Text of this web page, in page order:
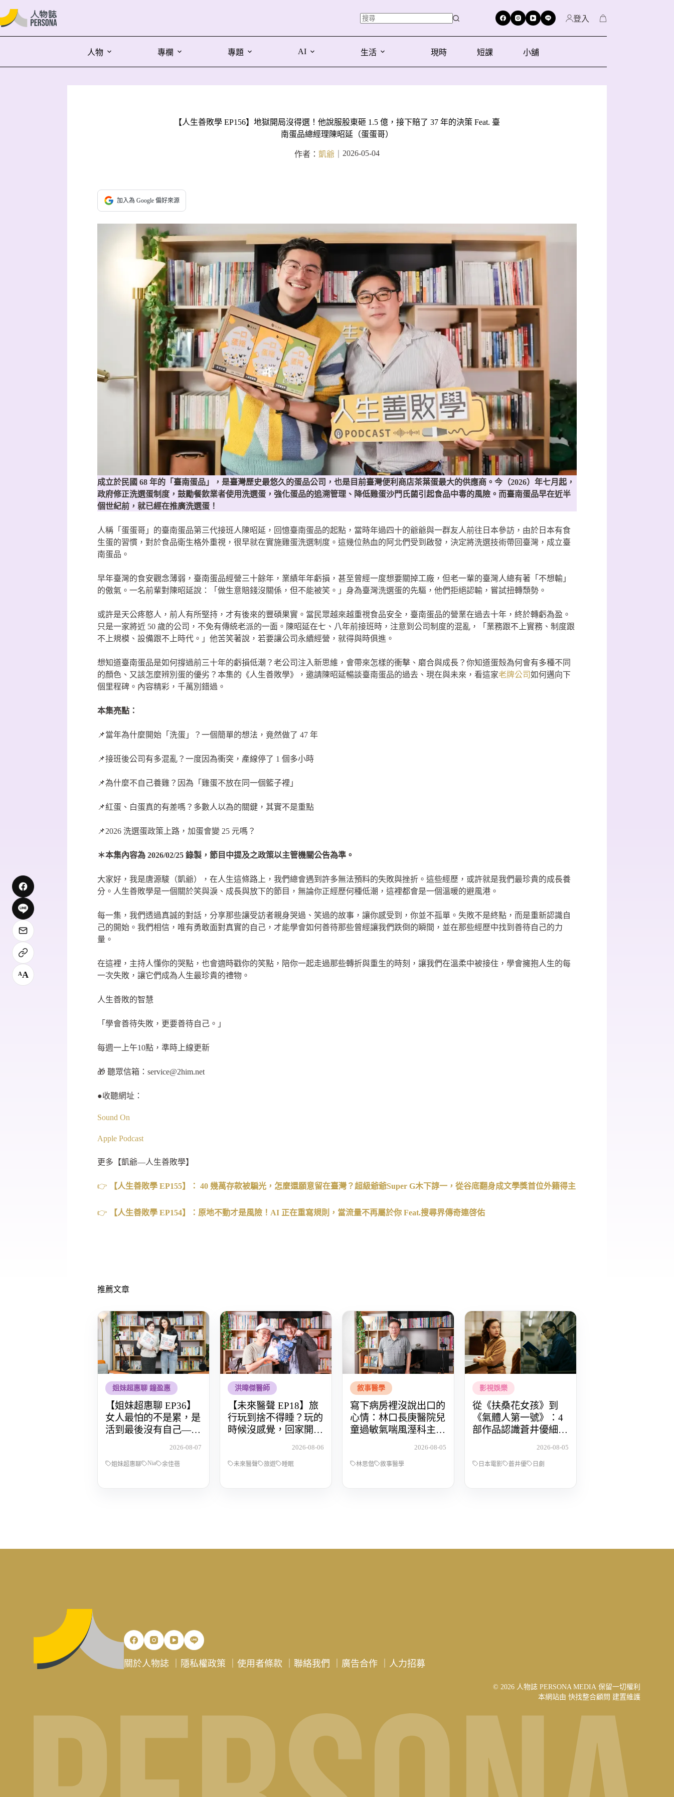
登入
人物 專欄 專題 AI 生活 現時 短課 小舖
【人生善敗學 EP156】地獄開局沒得選！他說服股東砸 1.5 億，接下賠了 37 年的決策 Feat. 臺
南蛋品總經理陳昭延（蛋蛋哥）
作者： 凱爺 2026-05-04
加入為 Google 偏好來源
成立於民國 68 年的「臺南蛋品」，是臺灣歷史最悠久的蛋品公司，也是目前臺灣便利商店茶葉蛋最大的供應商。今（2026）年七月起，
政府修正洗選蛋制度，鼓勵餐飲業者使用洗選蛋，強化蛋品的追溯管理、降低雞蛋沙門氏菌引起食品中毒的風險。而臺南蛋品早在近半
個世紀前，就已經在推廣洗選蛋！
人稱「蛋蛋哥」的臺南蛋品第三代接班人陳昭延，回憶臺南蛋品的起點，當時年過四十的爺爺與一群友人前往日本參訪，由於日本有食
生蛋的習慣，對於食品衛生格外重視，很早就在實施雞蛋洗選制度。這幾位熱血的阿北們受到啟發，決定將洗選技術帶回臺灣，成立臺
南蛋品。
早年臺灣的食安觀念薄弱，臺南蛋品經營三十餘年，業績年年虧損，甚至曾經一度想要關掉工廠，但老一輩的臺灣人總有著「不想輸」
的傲氣。一名前輩對陳昭延說：「做生意賠錢沒關係，但不能被笑。」身為臺灣洗選蛋的先驅，他們拒絕認輸，嘗試扭轉頹勢。
或許是天公疼憨人，前人有所堅持，才有後來的豐碩果實。當民眾越來越重視食品安全，臺南蛋品的營業在過去十年，終於轉虧為盈。
只是一家將近 50 歲的公司，不免有傳統老派的一面。陳昭延在七、八年前接班時，注意到公司制度的混亂，「業務跟不上實務、制度跟
不上規模、設備跟不上時代。」他苦笑著說，若要讓公司永續經營，就得與時俱進。
想知道臺南蛋品是如何撐過前三十年的虧損低潮？老公司注入新思維，會帶來怎樣的衝擊、磨合與成長？你知道蛋殼為何會有多種不同
的顏色、又該怎麼辨別蛋的優劣？本集的《人生善敗學》，邀請陳昭延暢談臺南蛋品的過去、現在與未來，看這家老牌公司如何邁向下
個里程碑。內容精彩，千萬別錯過。
本集亮點：
📌當年為什麼開始「洗蛋」？一個簡單的想法，竟然做了 47 年
📌接班後公司有多混亂？一度因為衝突，產線停了 1 個多小時
📌為什麼不自己養雞？因為「雞蛋不放在同一個籃子裡」
📌紅蛋、白蛋真的有差嗎？多數人以為的關鍵，其實不是重點
📌2026 洗選蛋政策上路，加蛋會變 25 元嗎？
＊本集內容為 2026/02/25 錄製，節目中提及之政策以主管機關公告為準。
大家好，我是唐源駿（凱爺），在人生這條路上，我們總會遇到許多無法預料的失敗與挫折。這些經歷，或許就是我們最珍貴的成長養
分。人生善敗學是一個關於笑與淚、成長與放下的節目，無論你正經歷何種低潮，這裡都會是一個溫暖的避風港。
每一集，我們透過真誠的對話，分享那些讓受訪者親身哭過、笑過的故事，讓你感受到，你並不孤單。失敗不是終點，而是重新認識自
己的開始。我們相信，唯有勇敢面對真實的自己，才能學會如何善待那些曾經讓我們跌倒的瞬間，並在那些經歷中找到善待自己的力
量。
在這裡，主持人懂你的哭點，也會適時戳你的笑點，陪你一起走過那些轉折與重生的時刻，讓我們在溫柔中被接住，學會擁抱人生的每
一次失敗，讓它們成為人生最珍貴的禮物。
人生善敗的智慧
「學會善待失敗，更要善待自己。」
每週一上午10點，準時上線更新
🎁 聽眾信箱： service@2him.net
●收聽網址：
Sound On
Apple Podcast
更多【凱爺—人生善敗學】
👉 【人生善敗學 EP155】： 40 幾萬存款被騙光，怎麼還願意留在臺灣？超級爺爺Super G木下諄一，從谷底翻身成文學獎首位外籍得主
👉 【人生善敗學 EP154】：原地不動才是風險！ AI 正在重寫規則，當流量不再屬於你 Feat.搜尋界傳奇連啓佑
推薦文章
姐妹超惠聊 鐘盈惠
【姐妹超惠聊 EP36】
女人最怕的不是累，是
活到最後沒有自己——
找回人生主導權的那段
2026-08-07
姐妹超惠聊 Nia 余佳蓓
洪暐傑醫師
【未來醫聲 EP18】旅
行玩到捨不得睡？玩的
時候沒感覺，回家開始
2026-08-06
未來醫聲 旅遊 睡眠
敘事醫學
寫下病房裡沒說出口的
心情：林口長庚醫院兒
童過敏氣喘風溼科主治
2026-08-05
林思偕 敘事醫學
影視娛樂
從《扶桑花女孩》到
《氣體人第一號》：4
部作品認識蒼井優細膩
2026-08-05
日本電影 蒼井優 日劇
關於人物誌 隱私權政策 ｜使用者條款 ｜聯絡我們 廣告合作 人力招募
© 2026 人物誌 PERSONA MEDIA 保留一切權利
本網站由 快找整合顧問 建置維護
AA